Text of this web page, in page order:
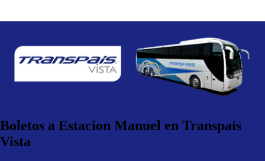
Boletos a Estacion Manuel en Transpaís
Vista